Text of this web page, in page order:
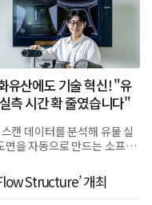
유산에도 기술 혁신! "유
측 시간 확 줄였습니다"
캔 데이터를 분석해 유물 실
면을 자동으로 만드는 소프트
한 캐럿펀트 이건우 대표. 사
영... Structure’ 개최